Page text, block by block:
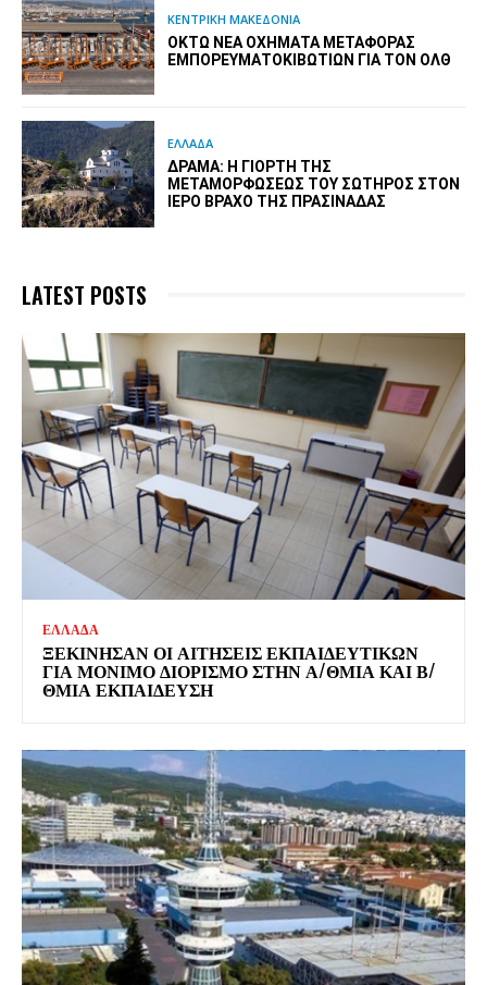
ΚΕΝΤΡΙΚΗ ΜΑΚΕΔΟΝΙΑ
ΟΚΤΏ ΝΈΑ ΟΧΉΜΑΤΑ ΜΕΤΑΦΟΡΆΣ
ΕΜΠΟΡΕΥΜΑΤΟΚΙΒΩΤΊΩΝ ΓΙΑ ΤΟΝ ΟΛΘ
ΕΛΛΑΔΑ
ΔΡΆΜΑ: Η ΓΙΟΡΤΉ ΤΗΣ
ΜΕΤΑΜΟΡΦΏΣΕΩΣ ΤΟΥ ΣΩΤΉΡΟΣ ΣΤΟΝ
ΙΕΡΌ ΒΡΆΧΟ ΤΗΣ ΠΡΑΣΙΝΆΔΑΣ
LATEST POSTS
ΕΛΛΑΔΑ
ΞΕΚΊΝΗΣΑΝ ΟΙ ΑΙΤΉΣΕΙΣ ΕΚΠΑΙΔΕΥΤΙΚΏΝ
ΓΙΑ ΜΌΝΙΜΟ ΔΙΟΡΙΣΜΌ ΣΤΗΝ Α/ΘΜΙΑ ΚΑΙ Β/
ΘΜΙΑ ΕΚΠΑΊΔΕΥΣΗ